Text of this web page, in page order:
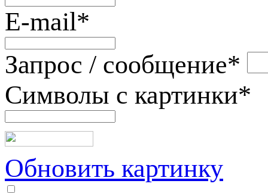
E-mail*
Запрос / сообщение*
Символы с картинки*
Обновить картинку